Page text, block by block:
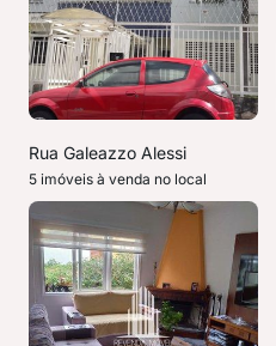
Rua Galeazzo Alessi
5 imóveis à venda no local